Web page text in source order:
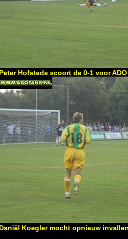
Peter Hofstede scoort de 0-1 voor
Daniël Koegler mocht opnieuw